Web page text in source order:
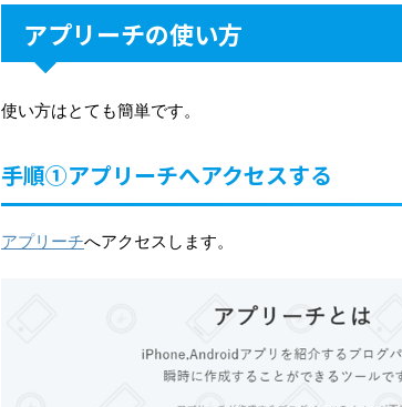
アプリーチの使い方
使い方はとても簡単です。
手順①アプリーチへアクセスする
アプリーチへアクセスします。